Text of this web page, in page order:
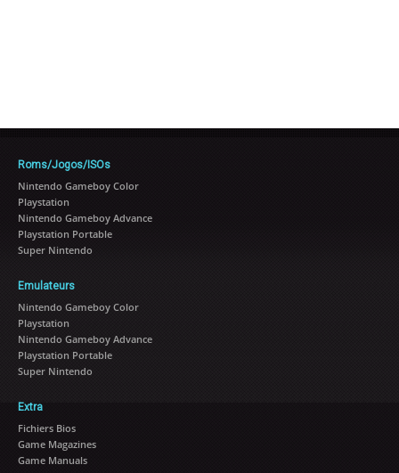
Roms/Jogos/ISOs
Nintendo Gameboy Color
Playstation
Nintendo Gameboy Advance
Playstation Portable
Super Nintendo
Emulateurs
Nintendo Gameboy Color
Playstation
Nintendo Gameboy Advance
Playstation Portable
Super Nintendo
Extra
Fichiers Bios
Game Magazines
Game Manuals